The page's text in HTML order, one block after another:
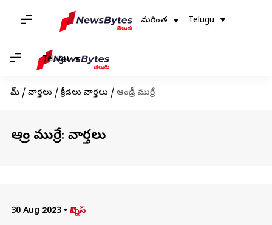
మరింత Telugu
Telugu
హోమ్ / వార్తలు / క్రీడలు వార్తలు / ఆండ్రీ ముర్రే
ఆండ్రీ ముర్రే: వార్తలు
30 Aug 2023 • టెన్నిస్